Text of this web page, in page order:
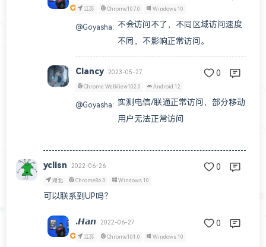
江苏 Chrome107.0 Windows 10
@Goyasha: 不会访问不了，不同区域访问速度
不同，不影响正常访问。
Clancy 2023-05-27 0
Chrome WebView102.0 Android 12
@Goyasha: 实测电信/联通正常访问，部分移动
用户无法正常访问
yclisn 2022-06-26 0
湖北 Chrome86.0 Windows 10
可以联系到UP吗？
.𝙃𝙖𝙣 2022-06-27 0
江苏 Chrome101.0 Windows 10